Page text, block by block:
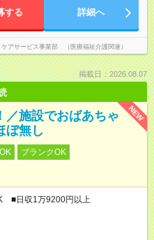
する 詳細へ
アサービス事業部 （医療福祉介護関連）
掲載日：2026.08.07
NEW
／施設でおばあちゃ
ぼ無し
ブランクOK
■日収1万9200円以上